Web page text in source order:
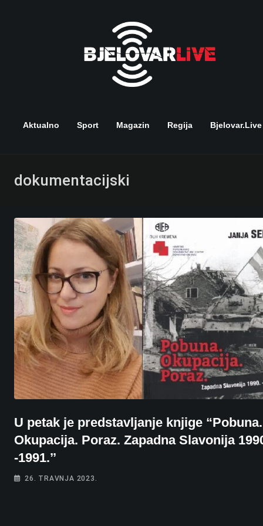
Aktualno Sport Magazin Regija Bjelovar.live
dokumentacijski
U petak je predstavljanje knjige “Pobuna.
Okupacija. Poraz. Zapadna Slavonija
-1991.’’
26. TRAVNJA 2023.